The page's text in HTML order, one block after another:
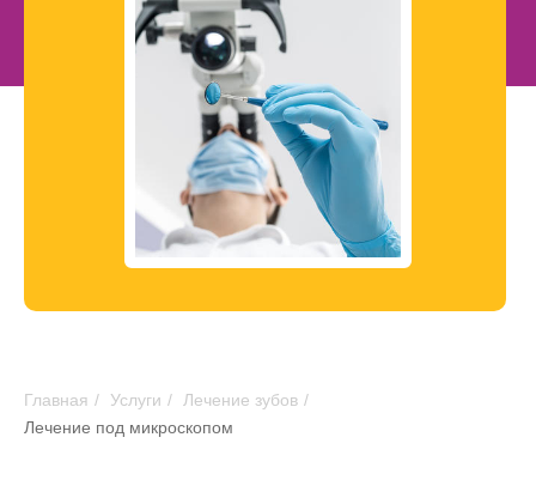
Главная / Услуги / Лечение зубов /
Лечение под микроскопом